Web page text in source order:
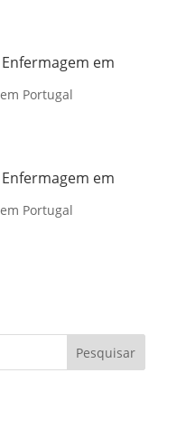
em
Portugal
em
Portugal
Pesquisar